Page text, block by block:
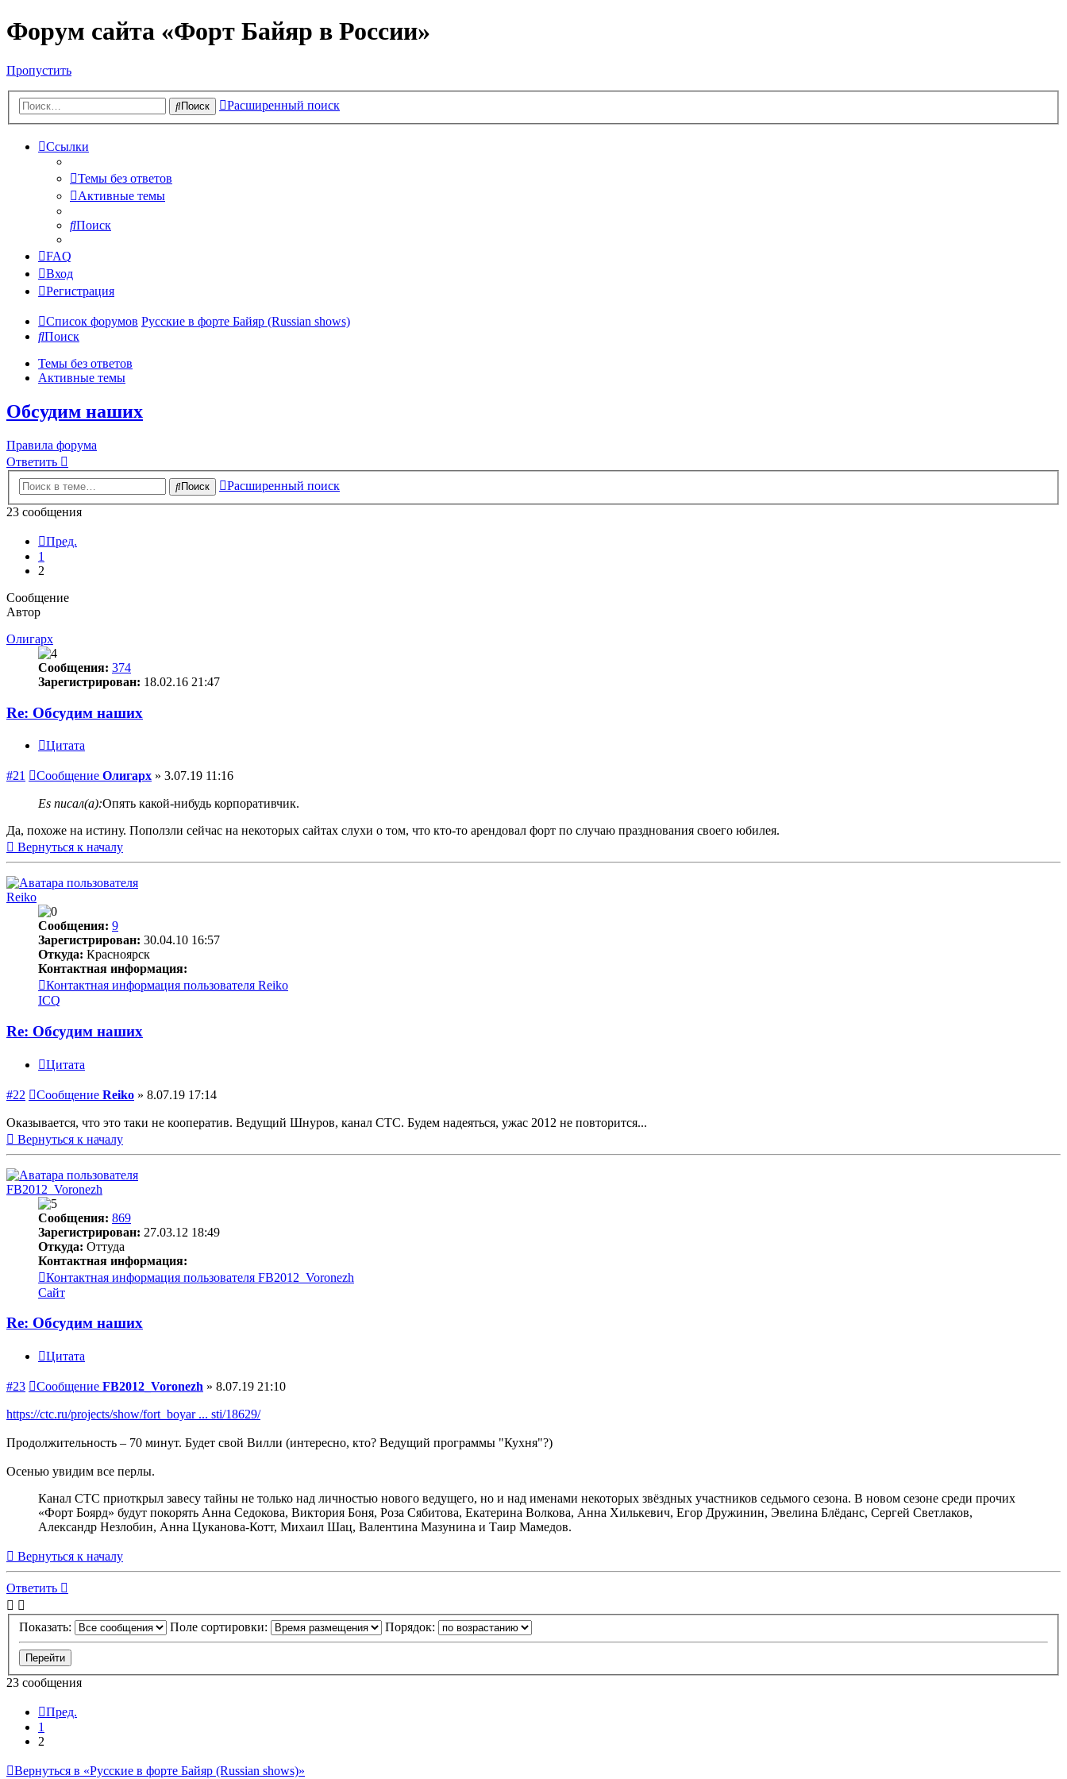
Форум сайта «Форт Байяр в России»
Пропустить
Поиск Расширенный поиск
Ссылки
Темы без ответов
Активные темы
Поиск
FAQ
Вход
Регистрация
Список форумов Русские в форте Байяр (Russian shows)
Поиск
Темы без ответов
Активные темы
Обсудим наших
Правила форума
Ответить
Поиск
Расширенный поиск
23 сообщения
Пред.
1
2
Сообщение
Автор
Олигарх
Сообщения: 374
Зарегистрирован: 18.02.16 21:47
Re: Обсудим наших
Цитата
#21 Сообщение Олигарх » 3.07.19 11:16
Es писал(а):Опять какой-нибудь корпоративчик.
Да, похоже на истину. Поползли сейчас на некоторых сайтах слухи о том, что кто-то арендовал форт по случаю празднования своего юбилея.
Вернуться к началу
Reiko
Сообщения: 9
Зарегистрирован: 30.04.10 16:57
Откуда: Красноярск
Контактная информация:
Контактная информация пользователя Reiko
ICQ
Re: Обсудим наших
Цитата
#22 Сообщение Reiko » 8.07.19 17:14
Оказывается, что это таки не кооператив. Ведущий Шнуров, канал СТС. Будем надеяться, ужас 2012 не повторится...
Вернуться к началу
FB2012_Voronezh
Сообщения: 869
Зарегистрирован: 27.03.12 18:49
Откуда: Оттуда
Контактная информация:
Контактная информация пользователя FB2012_Voronezh
Сайт
Re: Обсудим наших
Цитата
#23 Сообщение FB2012_Voronezh » 8.07.19 21:10
https://ctc.ru/projects/show/fort_boyar ... sti/18629/
Продолжительность – 70 минут. Будет свой Вилли (интересно, кто? Ведущий программы "Кухня"?)
Осенью увидим все перлы.
Канал СТС приоткрыл завесу тайны не только над личностью нового ведущего, но и над именами некоторых звёздных участников седьмого сезона. В новом сезоне среди прочих
«Форт Боярд» будут покорять Анна Седокова, Виктория Боня, Роза Сябитова, Екатерина Волкова, Анна Хилькевич, Егор Дружинин, Эвелина Блёданс, Сергей Светлаков,
Александр Незлобин, Анна Цуканова-Котт, Михаил Шац, Валентина Мазунина и Таир Мамедов.
Вернуться к началу
Ответить
Показать: Поле сортировки: Порядок:
23 сообщения
Пред.
1
2
Вернуться в «Русские в форте Байяр (Russian shows)»